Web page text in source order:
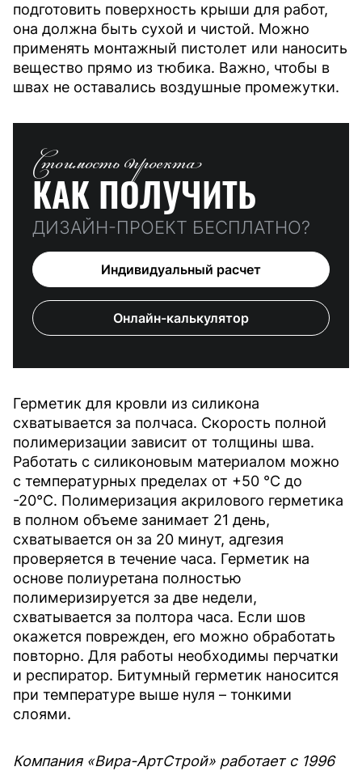
подготовить поверхность крыши для работ,
она должна быть сухой и чистой. Можно
применять монтажный пистолет или наносить
вещество прямо из тюбика. Важно, чтобы в
швах не оставались воздушные промежутки.
Стоимость проекта
КАК ПОЛУЧИТЬ
ДИЗАЙН-ПРОЕКТ БЕСПЛАТНО?
Индивидуальный расчет
Онлайн-калькулятор
Герметик для кровли из силикона
схватывается за полчаса. Скорость полной
полимеризации зависит от толщины шва.
Работать с силиконовым материалом можно
с температурных пределах от +50 °С до
-20°С. Полимеризация акрилового герметика
в полном объеме занимает 21 день,
схватывается он за 20 минут, адгезия
проверяется в течение часа. Герметик на
основе полиуретана полностью
полимеризируется за две недели,
схватывается за полтора часа. Если шов
окажется поврежден, его можно обработать
повторно. Для работы необходимы перчатки
и респиратор. Битумный герметик наносится
при температуре выше нуля – тонкими
слоями.
Компания «Вира-АртСтрой» работает с 1996